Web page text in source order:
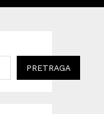
PRETRAGA